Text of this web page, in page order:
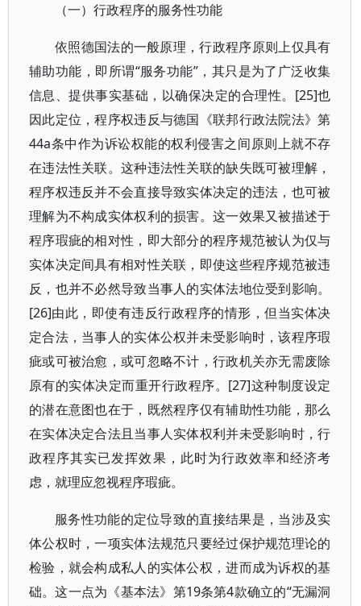
（一）行政程序的服务性功能
依照德国法的一般原理，行政程序原则上仅具有
辅助功能，即所谓“服务功能”，其只是为了广泛收集
信息、提供事实基础，以确保决定的合理性。[25]也
因此定位，程序权违反与德国《联邦行政法院法》第
44a条中作为诉讼权能的权利侵害之间原则上就不存
在违法性关联。这种违法性关联的缺失既可被理解，
程序权违反并不会直接导致实体决定的违法，也可被
理解为不构成实体权利的损害。这一效果又被描述于
程序瑕疵的相对性，即大部分的程序规范被认为仅与
实体决定间具有相对性关联，即使这些程序规范被违
反，也并不必然导致当事人的实体法地位受到影响。
[26]由此，即使有违反行政程序的情形，但当实体决
定合法，当事人的实体公权并未受影响时，该程序瑕
疵或可被治愈，或可忽略不计，行政机关亦无需废除
原有的实体决定而重开行政程序。[27]这种制度设定
的潜在意图也在于，既然程序仅有辅助性功能，那么
在实体决定合法且当事人实体权利并未受影响时，行
政程序其实已发挥效果，此时为行政效率和经济考
虑，就理应忽视程序瑕疵。
服务性功能的定位导致的直接结果是，当涉及实
体公权时，一项实体法规范只要经过保护规范理论的
检验，就会构成私人的实体公权，进而成为诉权的基
础。这一点为《基本法》第19条第4款确立的“无漏洞